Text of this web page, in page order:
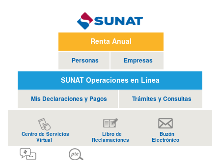
Renta Anual
Personas Empresas
SUNAT Operaciones en Línea
Mis Declaraciones y Pagos Trámites y Consultas
Centro de Servicios
Virtual
Libro de
Reclamaciones
Buzón
Electrónico